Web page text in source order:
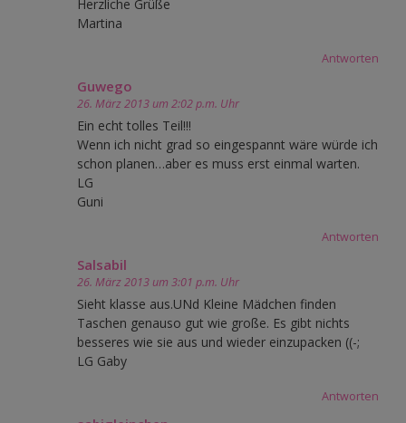
Herzliche Grüße
Martina
Antworten
Guwego
26. März 2013 um 2:02 p.m. Uhr
Ein echt tolles Teil!!!
Wenn ich nicht grad so eingespannt wäre würde ich
schon planen…aber es muss erst einmal warten.
LG
Guni
Antworten
Salsabil
26. März 2013 um 3:01 p.m. Uhr
Sieht klasse aus.UNd Kleine Mädchen finden
Taschen genauso gut wie große. Es gibt nichts
besseres wie sie aus und wieder einzupacken ((-;
LG Gaby
Antworten